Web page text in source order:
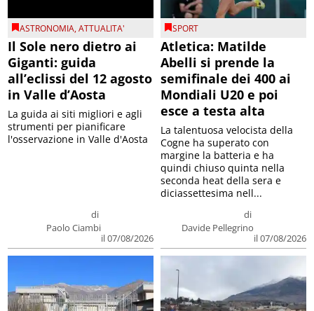
ASTRONOMIA,ATTUALITA'
Il Sole nero dietro ai
Giganti: guida
all’eclissi del 12 agosto
in Valle d’Aosta
di
Paolo Ciambi
il 07/08/2026
La guida ai siti migliori e agli
strumenti per pianificare
l'osservazione in Valle d'Aosta
SPORT
Atletica: Matilde
Abelli si prende la
semifinale dei 400 ai
Mondiali U20 e poi
esce a testa alta
di
Davide Pellegrino
il 07/08/2026
La talentuosa velocista della
Cogne ha superato con
margine la batteria e ha
quindi chiuso quinta nella
seconda heat della sera e
diciassettesima nell...